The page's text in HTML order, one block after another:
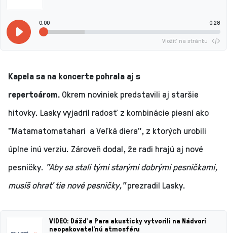
0:00 0:28
Vložiť na stránku
Kapela sa na koncerte pohrala aj s
repertoárom. Okrem noviniek predstavili aj staršie
hitovky. Lasky vyjadril radosť z kombinácie piesní ako
"Matamatomatahari a Veľká diera", z ktorých urobili
úplne inú verziu. Zároveň dodal, že radi hrajú aj nové
pesničky. "Aby sa stali tými starými dobrými pesničkami,
musíš ohrať tie nové pesničky,"prezradil Lasky.
VIDEO: Dážď a Para akusticky vytvorili na Nádvorí
neopakovateľnú atmosféru